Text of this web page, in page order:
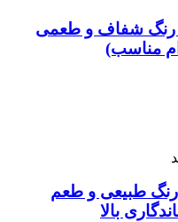
رنگ شفاف و طعمی
مناسب)
رنگ طبیعی و طعم
بالا